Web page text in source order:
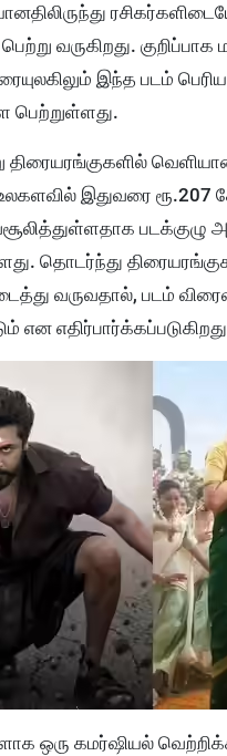
வருகிறது.
இந்த படம்
பெற்றுள்ளது.
வெளியான
இதுவரை ரூ.207
படக்குழு
தொடர்ந்து
வருவதால், படம்
என
ஒரு கமர்ஷியல்